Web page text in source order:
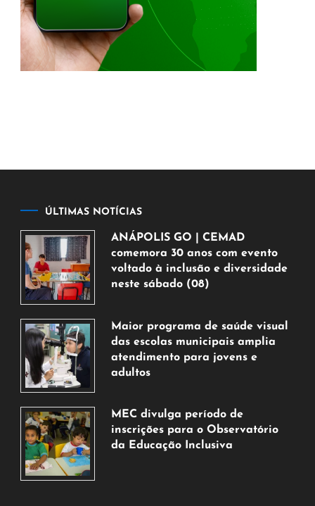
ÚLTIMAS NOTÍCIAS
ANÁPOLIS GO | CEMAD
comemora 30 anos com evento
voltado à inclusão e diversidade
neste sábado (08)
de
agosto
de
2026
Maior programa de saúde visual
das escolas municipais amplia
atendimento para jovens e
adultos
de
agosto
de
MEC divulga período de
inscrições para o Observatório
da Educação Inclusiva